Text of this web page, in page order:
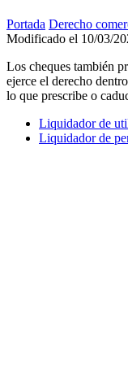
Portada Derecho
Modificado el 10/03/
Los cheques también
ejerce el derecho
lo que prescribe o
Liquidador de
Liquidador de